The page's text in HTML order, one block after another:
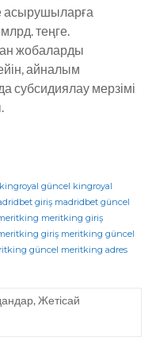
асырушыларға
теңге.
жобаларды
айналым
субсидиялау мерзімі
kingroyal güncel kingroyal
giriş madridbet güncel
meritking giriş
giriş meritking güncel
güncel meritking adres
,Жетісай